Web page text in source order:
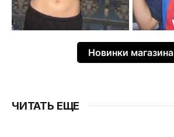
Новинки магазина
ЧИТАТЬ ЕЩЕ